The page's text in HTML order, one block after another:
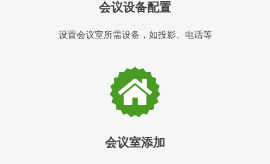
会议设备配置
设置会议室所需设备，如投影、电话等
会议室添加